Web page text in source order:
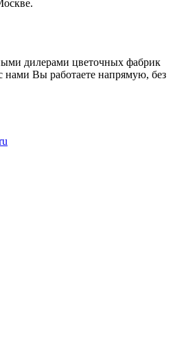
дилерами цветочных фабрик
нами Вы работаете напрямую, без